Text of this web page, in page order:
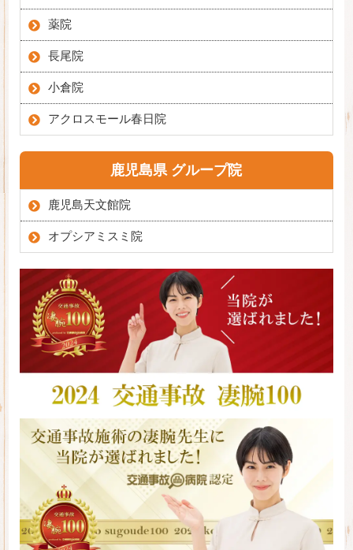
薬院
長尾院
小倉院
アクロスモール春日院
鹿児島県 グループ院
鹿児島天文館院
オプシアミスミ院